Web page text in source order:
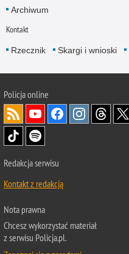
Archiwum
Kontakt
Rzecznik Skargi i wnioski
Policjaonline
Redakcja serwisu
Kontakt z redakcją
Nota prawna
Chcesz wykorzystać materiał
z serwisu Policja.pl.